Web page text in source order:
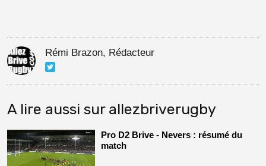
Rémi Brazon, Rédacteur
A lire aussi sur allezbriverugby
Pro D2 Brive - Nevers : résumé du
match